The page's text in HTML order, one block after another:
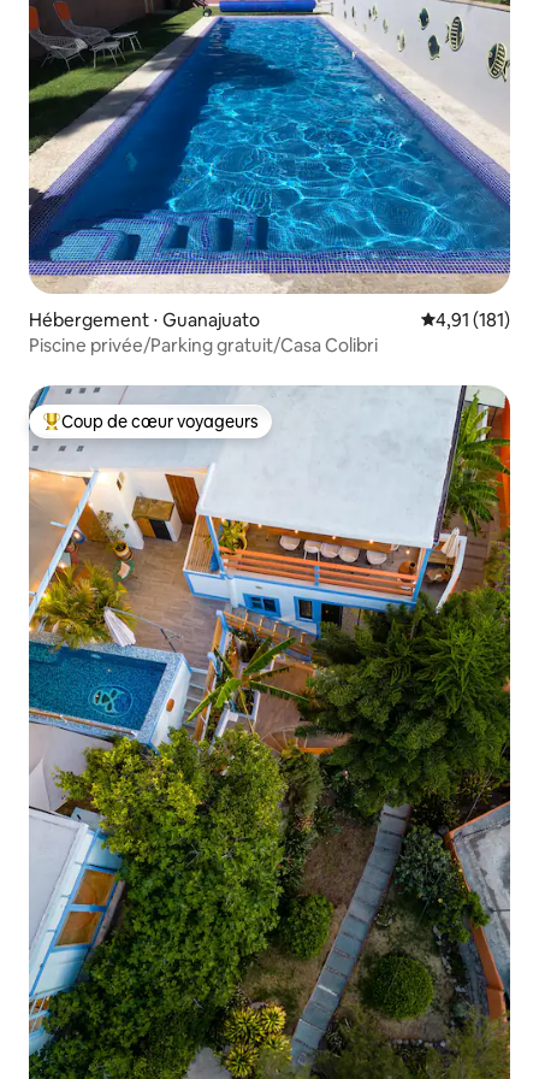
Hébergement ⋅ Guanajuato Évaluation
4,91 (181)
Piscine privée/Parking gratuit/Casa Colibri
Coups de cœur voyageurs les plus appréciés
Coup de cœur voyageurs